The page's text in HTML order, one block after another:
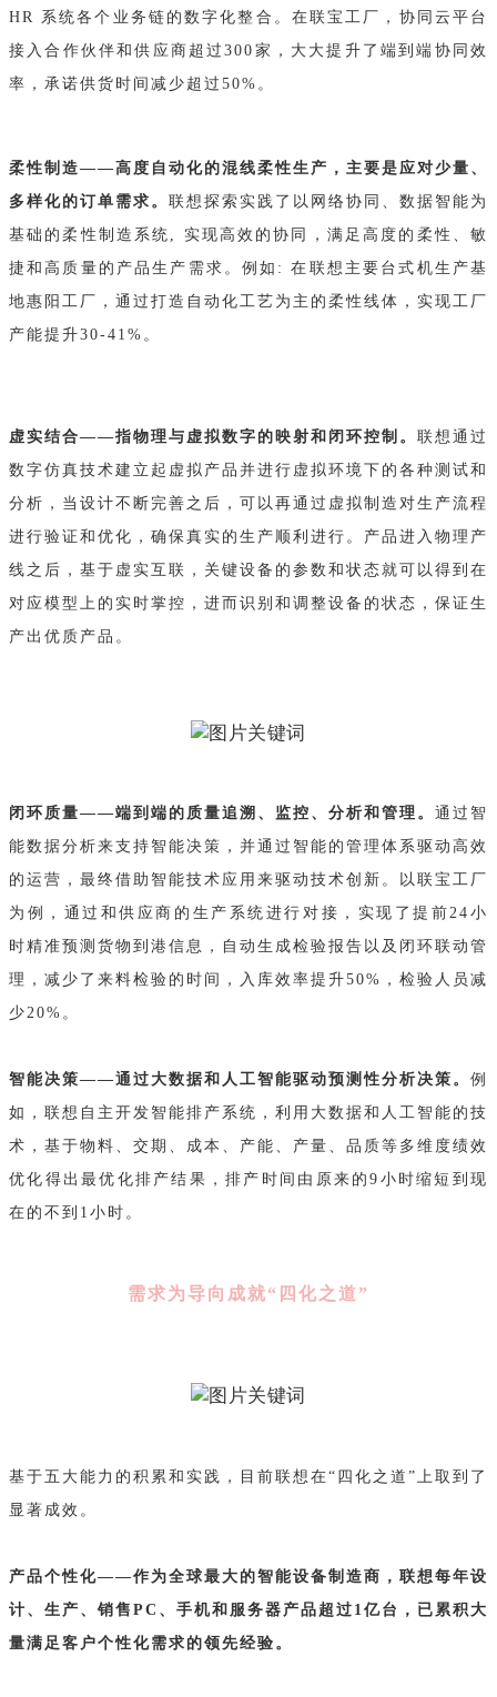
HR 系统各个业务链的数字化整合。在联宝工厂，协同云平台
接入合作伙伴和供应商超过300家，大大提升了端到端协同效
率，承诺供货时间减少超过50%。
柔性制造——高度自动化的混线柔性生产，主要是应对少量、
多样化的订单需求。 联想探索实践了以网络协同、数据智能为
基础的柔性制造系统, 实现高效的协同，满足高度的柔性、敏
捷和高质量的产品生产需求。例如: 在联想主要台式机生产基
地惠阳工厂，通过打造自动化工艺为主的柔性线体，实现工厂
产能提升30-41%。
虚实结合——指物理与虚拟数字的映射和闭环控制。 联想通过
数字仿真技术建立起虚拟产品并进行虚拟环境下的各种测试和
分析，当设计不断完善之后，可以再通过虚拟制造对生产流程
进行验证和优化，确保真实的生产顺利进行。产品进入物理产
线之后，基于虚实互联，关键设备的参数和状态就可以得到在
对应模型上的实时掌控，进而识别和调整设备的状态，保证生
产出优质产品。
闭环质量——端到端的质量追溯、监控、分析和管理。 通过智
能数据分析来支持智能决策，并通过智能的管理体系驱动高效
的运营，最终借助智能技术应用来驱动技术创新。以联宝工厂
为例，通过和供应商的生产系统进行对接，实现了提前24小
时精准预测货物到港信息，自动生成检验报告以及闭环联动管
理，减少了来料检验的时间，入库效率提升50%，检验人员减
少20%。
智能决策——通过大数据和人工智能驱动预测性分析决策。 例
如，联想自主开发智能排产系统，利用大数据和人工智能的技
术，基于物料、交期、成本、产能、产量、品质等多维度绩效
优化得出最优化排产结果，排产时间由原来的9小时缩短到现
在的不到1小时。
需求为导向成就“四化之道”
基于五大能力的积累和实践，目前联想在“四化之道”上取到了
显著成效。
产品个性化——作为全球最大的智能设备制造商，联想每年设
计、生产、销售PC、手机和服务器产品超过1亿台，已累积大
量满足客户个性化需求的领先经验。